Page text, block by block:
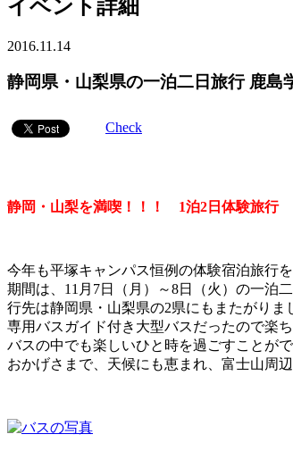
イベント詳細
2016.11.14
静岡県・山梨県の一泊二日旅行 鹿
Check
静岡・山梨を満喫！！！ 1泊2日体験旅行
今年も平塚キャンパス恒例の体験宿泊旅行を
期間は、11月7日（月）～8日（火）の一泊二
行先は静岡県・山梨県の2県にもまたがりま
専用バスガイド付き大型バスだったので楽
バスの中でも楽しいひと時を過ごすことが
おかげさまで、天候にも恵まれ、富士山周